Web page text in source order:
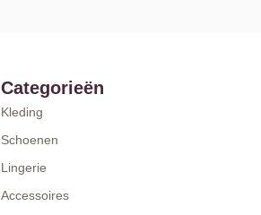
Categorieën
Kleding
Schoenen
Lingerie
Accessoires